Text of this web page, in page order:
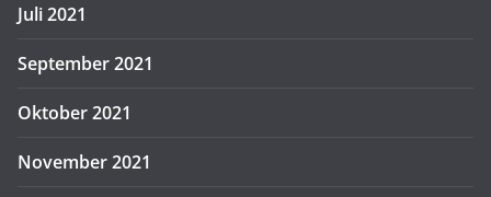
Juli 2021
September 2021
Oktober 2021
November 2021